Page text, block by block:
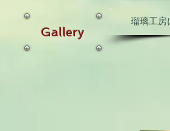
Gallery
瑠璃工房